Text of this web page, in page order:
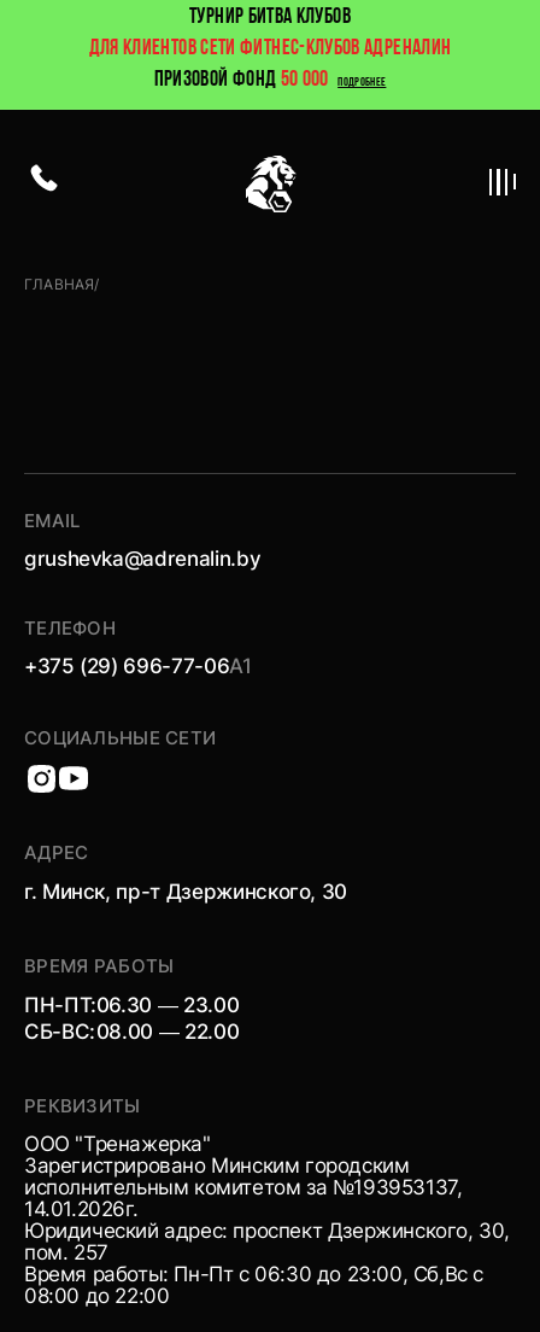
ТУРНИР БИТВА КЛУБОВ
ДЛЯ КЛИЕНТОВ СЕТИ ФИТНЕС-КЛУБОВ АДРЕНАЛИН
ПРИЗОВОЙ ФОНД 50 000 ПОДРОБНЕЕ
ГЛАВНАЯ/
Контакты
EMAIL
grushevka@adrenalin.by
ТЕЛЕФОН
+375 (29) 696-77-06А1
СОЦИАЛЬНЫЕ СЕТИ
АДРЕС
г. Минск, пр-т Дзержинского, 30
ВРЕМЯ РАБОТЫ
ПН-ПТ:
СБ-ВС:
06.30 — 23.00
08.00 — 22.00
РЕКВИЗИТЫ
ООО "Тренажерка"
Зарегистрировано Минским городским
исполнительным комитетом за №193953137,
14.01.2026г.
Юридический адрес: проспект Дзержинского, 30,
пом. 257
Время работы: Пн-Пт с 06:30 до 23:00, Сб,Вс с
08:00 до 22:00